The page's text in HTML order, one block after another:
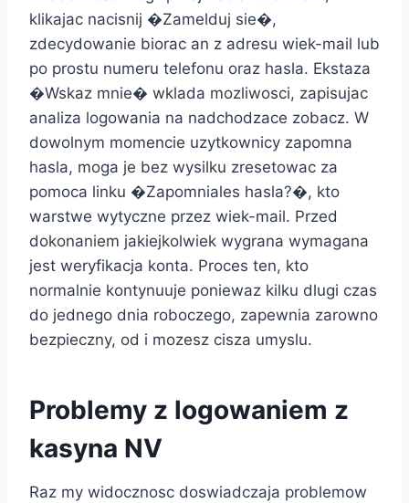
klikajac nacisnij �Zamelduj sie�,
zdecydowanie biorac an z adresu wiek-mail lub
po prostu numeru telefonu oraz hasla. Ekstaza
�Wskaz mnie� wklada mozliwosci, zapisujac
analiza logowania na nadchodzace zobacz. W
dowolnym momencie uzytkownicy zapomna
hasla, moga je bez wysilku zresetowac za
pomoca linku �Zapomniales hasla?�, kto
warstwe wytyczne przez wiek-mail. Przed
dokonaniem jakiejkolwiek wygrana wymagana
jest weryfikacja konta. Proces ten, kto
normalnie kontynuuje poniewaz kilku dlugi czas
do jednego dnia roboczego, zapewnia zarowno
bezpieczny, od i mozesz cisza umyslu.
Problemy z logowaniem z
kasyna NV
Raz my widocznosc doswiadczaja problemow